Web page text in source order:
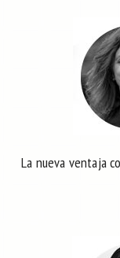
La nueva ventaja